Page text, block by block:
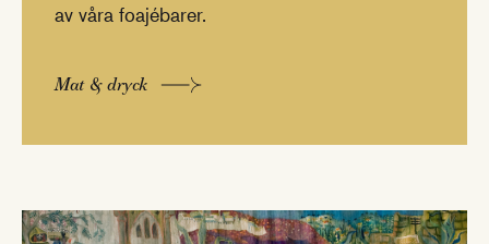
av våra foajébarer.
Mat & dryck